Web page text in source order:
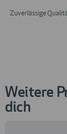
Zuverlässige
Weitere
dich